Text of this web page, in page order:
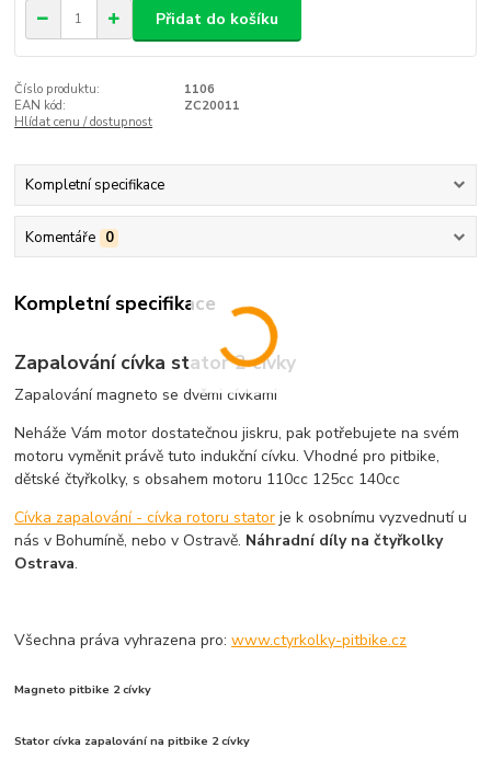
Přidat do košíku
Číslo produktu:
1106
EAN kód:
ZC20011
Hlídat cenu / dostupnost
Kompletní specifikace
Komentáře 0
Kompletní specifikace
Zapalování cívka stator 2 cívky
Zapalování magneto se dvěmi cívkami
Neháže Vám motor dostatečnou jiskru, pak potřebujete na svém
motoru vyměnit právě tuto indukční cívku. Vhodné pro pitbike,
dětské čtyřkolky, s obsahem motoru 110cc 125cc 140cc
Cívka zapalování - cívka rotoru stator je k osobnímu vyzvednutí u
nás v Bohumíně, nebo v Ostravě. Náhradní díly na čtyřkolky
Ostrava.
Všechna práva vyhrazena pro:www.ctyrkolky-pitbike.cz
Magneto pitbike 2 cívky
Stator cívka zapalování na pitbike 2 cívky